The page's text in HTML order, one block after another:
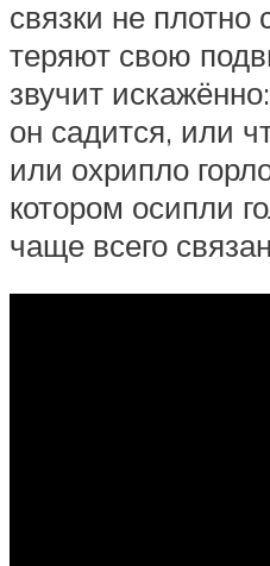
связки не
теряют свою
звучит
он садится, или
или охрипло
котором осипли
чаще всего